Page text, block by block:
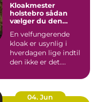
Kloakmester
holstebro sådan
vælger du den
En velfungerende
kloak er usynlig i
hverdagen lige indtil
den ikke er det.
tilstoppede a...
04. Jun